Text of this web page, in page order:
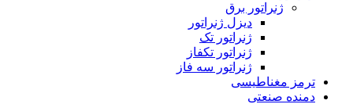
ژنراتور برق
دیزل ژنراتور
ژنراتور تک
ژنراتور تکفاز
ژنراتور سه فاز
ترمز مغناطیسی
دمنده صنعتی